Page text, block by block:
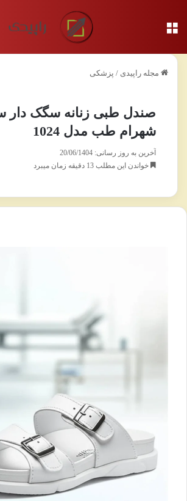
مجله راپیدی / پزشکی
صندل طبی زنانه سگک دار
شهرام طب مدل 1024
آخرین به روز رسانی: 20/06/1404
خواندن این مطلب 13 دقیقه زمان میبرد